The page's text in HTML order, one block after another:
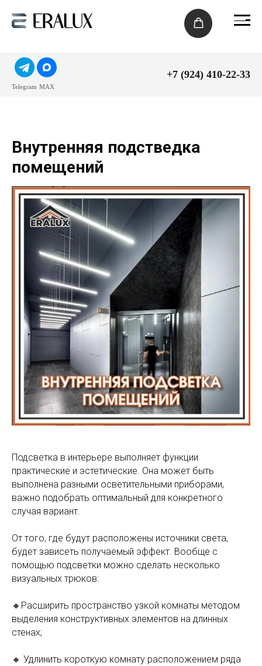
Telegram MAX
+7 (924) 410-22-33
Внутренняя подстведка
помещений
Подсветка в интерьере выполняет функции
практические и эстетические. Она может быть
выполнена разными осветительными приборами,
важно подобрать оптимальный для конкретного
случая вариант.
От того, где будут расположены источники света,
будет зависеть получаемый эффект. Вообще с
помощью подсветки можно сделать несколько
визуальных трюков:
🔸️Расширить пространство узкой комнаты методом
выделения конструктивных элементов на длинных
стенах;
🔸️ Удлинить короткую комнату расположением ряда